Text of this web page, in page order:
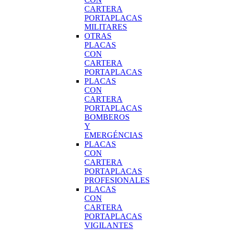
CARTERA
PORTAPLACAS
MILITARES
OTRAS
PLACAS
CON
CARTERA
PORTAPLACAS
PLACAS
CON
CARTERA
PORTAPLACAS
BOMBEROS
Y
EMERGÉNCIAS
PLACAS
CON
CARTERA
PORTAPLACAS
PROFESIONALES
PLACAS
CON
CARTERA
PORTAPLACAS
VIGILANTES